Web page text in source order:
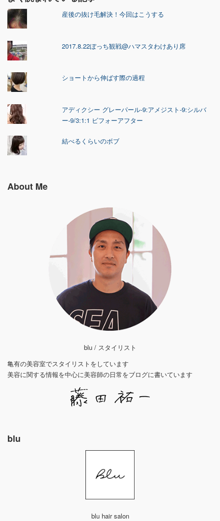
産後の抜け毛解決！今回はこうする
2017.8.22ぼっち観戦@ハマスタわけあり席
ショートから伸ばす際の過程
アディクシー グレーパール-9:アメジスト-9:シルバ
ー-9/3:1:1 ビフォーアフター
結べるくらいのボブ
About Me
blu / スタイリスト
亀有の美容室でスタイリストをしています
美容に関する情報を中心に美容師の日常をブログに書いています
blu
blu hair salon